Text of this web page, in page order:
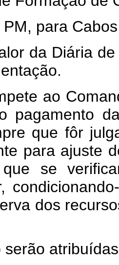
para
da Diária
ao
pagamento
que fôr
para ajuste
que se
dos
serão